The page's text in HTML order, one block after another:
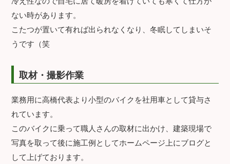
ない時があります。
こたつが置いて有れば出られなくなり、冬眠してしまいそ
うです（笑
取材・撮影作業
業務用に高橋代表より小型のバイクを社用車として貸与さ
れています。
このバイクに乗って職人さんの取材に出かけ、建築現場で
写真を取って後に施工例としてホームページ上にブログと
して上げております。